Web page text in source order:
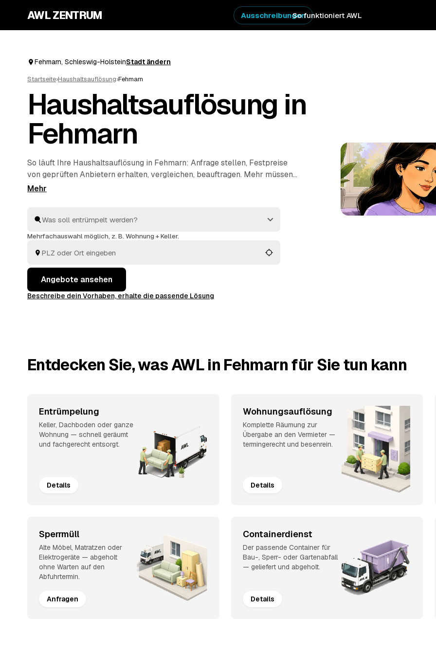
AWL ZENTRUM So funktioniert AWL
Ausschreibungen
Fehmarn, Schleswig-HolsteinStadt ändern
Startseite›Haushaltsauflösung›Fehmarn
Haushaltsauflösung in
Fehmarn
So läuft Ihre Haushaltsauflösung in Fehmarn: Anfrage stellen, Festpreise
von geprüften Anbietern erhalten, vergleichen, beauftragen. Mehr müssen
Sie nicht koordinieren – die Profis räumen den kompletten Hausstand,
Kosten angerechnet, sodass Sie die Wohnung am Ende besenrein
übergeben. Die Angebote aus Fehmarn und
herumtelefonieren.
Mehrfachauswahl möglich, z. B. Wohnung + Keller.
Angebote ansehen
Beschreibe dein Vorhaben, erhalte die passende Lösung
Entdecken Sie, was AWL in Fehmarn für Sie tun kann
Entrümpelung
Keller, Dachboden oder ganze
Wohnung — schnell geräumt
und fachgerecht entsorgt.
Details
Wohnungsauflösung
Komplette Räumung zur
Übergabe an den Vermieter —
termingerecht und besenrein.
Details
Sperrmüll
Alte Möbel, Matratzen oder
Elektrogeräte — abgeholt
ohne Warten auf den
Abfuhrtermin.
Anfragen
Containerdienst
Der passende Container für
Bau-, Sperr- oder Gartenabfall
— geliefert und abgeholt.
Details